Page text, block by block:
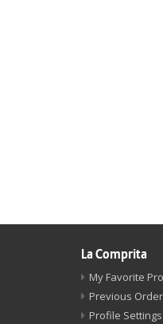
La Comprita
My Favorite
Previous
Profile Settings